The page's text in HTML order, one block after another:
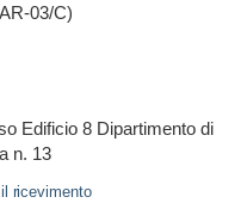
03/C)
Edificio 8 Dipartimento di
n. 13
ricevimento